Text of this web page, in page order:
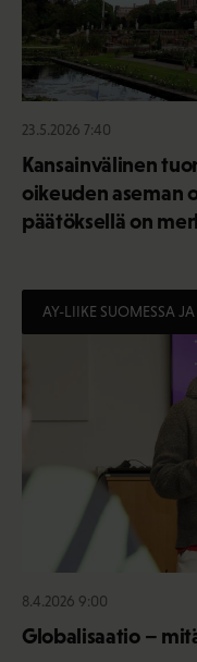
23.5.2026 7:40
Kansainvälinen
oikeuden aseman
päätöksellä on
AY-LIIKE SUOMESSA
8.4.2026 9:00
Globalisaatio –